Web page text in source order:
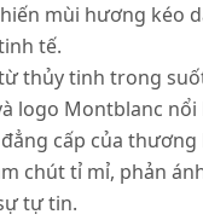
mùi hương kéo
tế.
thủy tinh trong
logo Montblanc nổi
cấp của thương
chút tỉ mỉ, phản
tự tin.